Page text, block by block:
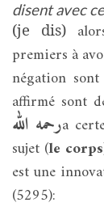
disent avec
(je dis)
premiers à
négation
affirmé sont
رحمه اللهa
sujet (le corps
est une
(5295):